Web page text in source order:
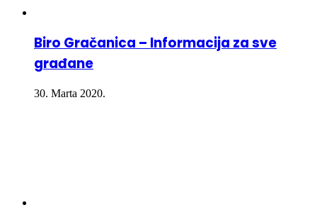
Biro Gračanica – Informacija za sve
građane
30. Marta 2020.